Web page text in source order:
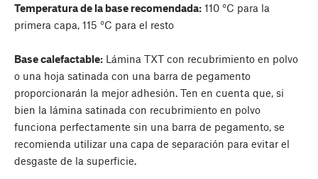
Temperatura de la base recomendada: 110 °C para la
primera capa, 115 °C para el resto
Base calefactable: Lámina TXT con recubrimiento en polvo
o una hoja satinada con una barra de pegamento
proporcionarán la mejor adhesión. Ten en cuenta que, si
bien la lámina satinada con recubrimiento en polvo
funciona perfectamente sin una barra de pegamento, se
recomienda utilizar una capa de separación para evitar el
desgaste de la superficie.